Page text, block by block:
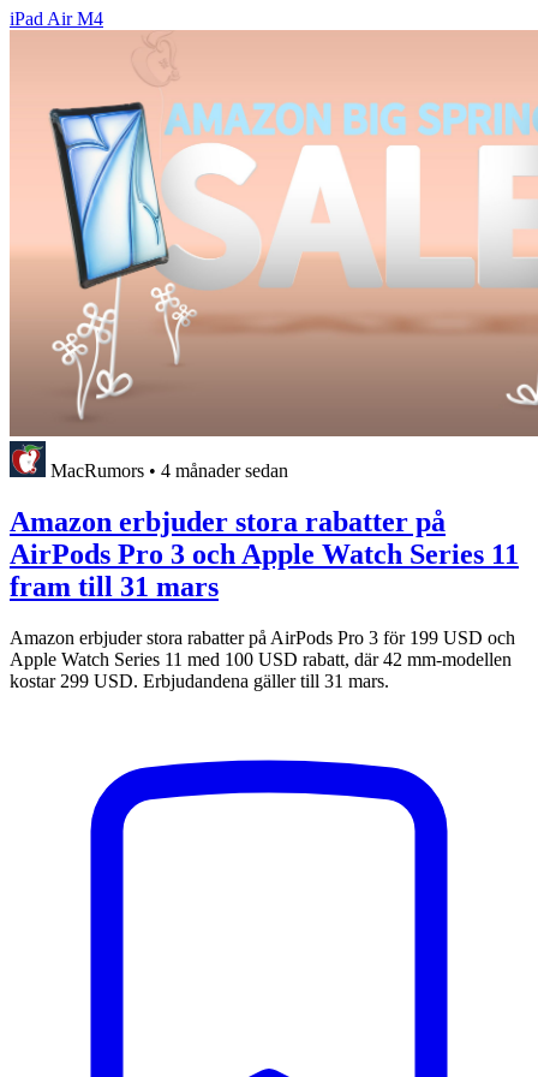
iPad Air M4
MacRumors • 4 månader sedan
Amazon erbjuder stora rabatter på
AirPods Pro 3 och Apple Watch Series 11
fram till 31 mars
Amazon erbjuder stora rabatter på AirPods Pro 3 för 199 USD och
Apple Watch Series 11 med 100 USD rabatt, där 42 mm-modellen
kostar 299 USD. Erbjudandena gäller till 31 mars.